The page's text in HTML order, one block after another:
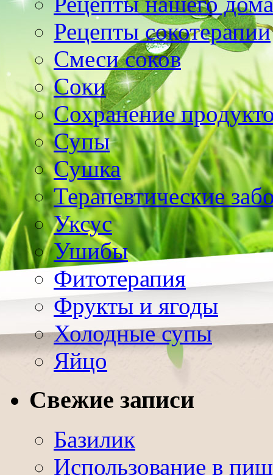
Рецепты сокотерапии
Смеси соков
Соки
Сохранение
Супы
Сушка
Терапевтические
Уксус
Ушибы
Фитотерапия
Фрукты и ягоды
Холодные супы
Яйцо
Свежие записи
Базилик
Использование в